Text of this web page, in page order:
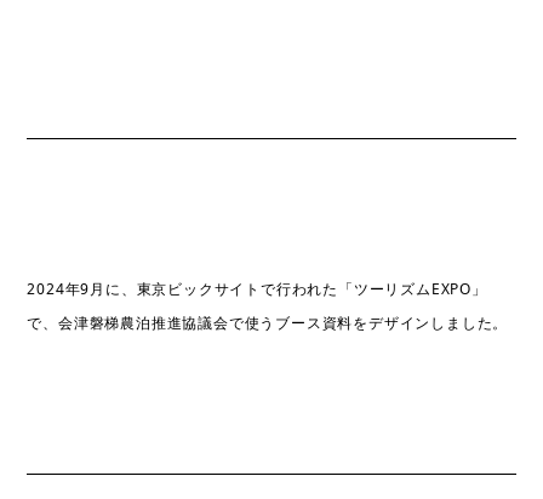
2024年9月に、東京ビックサイトで行われた「ツーリズムEXPO」
で、会津磐梯農泊推進協議会で使うブース資料をデザインしました。